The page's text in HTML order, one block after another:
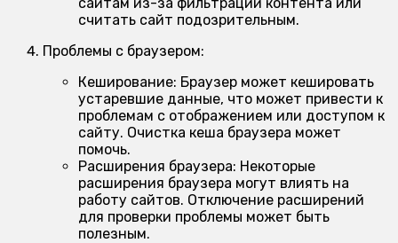
считать сайт подозрительным.
Проблемы с браузером:
Кеширование: Браузер может кешировать
устаревшие данные, что может привести к
проблемам с отображением или доступом к
сайту. Очистка кеша браузера может
помочь.
Расширения браузера: Некоторые
расширения браузера могут влиять на
работу сайтов. Отключение расширений
для проверки проблемы может быть
полезным.